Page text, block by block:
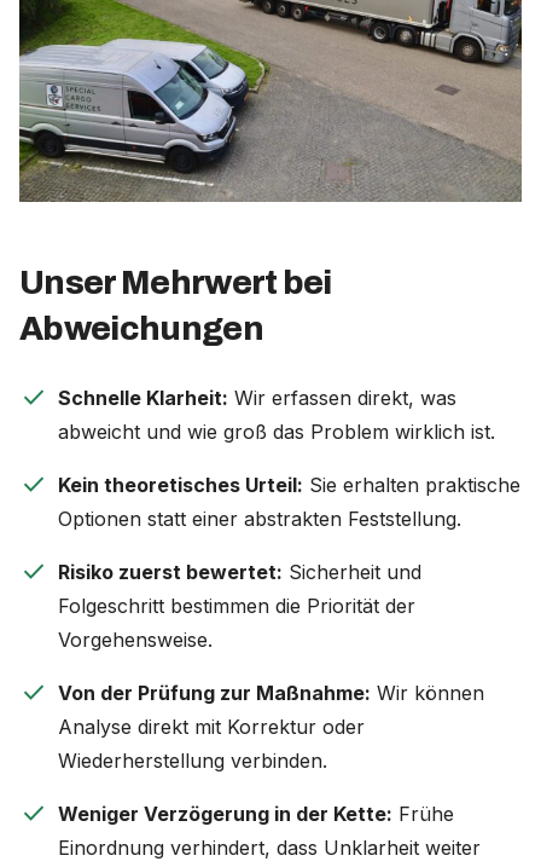
Unser Mehrwert bei
Abweichungen
check Schnelle Klarheit: Wir erfassen direkt, was
abweicht und wie groß das Problem wirklich ist.
check Kein theoretisches Urteil: Sie erhalten praktische
Optionen statt einer abstrakten Feststellung.
check Risiko zuerst bewertet: Sicherheit und
Folgeschritt bestimmen die Priorität der
Vorgehensweise.
check Von der Prüfung zur Maßnahme: Wir können
Analyse direkt mit Korrektur oder
Wiederherstellung verbinden.
check Weniger Verzögerung in der Kette: Frühe
Einordnung verhindert, dass Unklarheit weiter